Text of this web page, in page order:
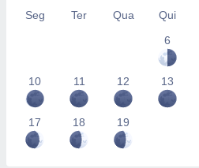
Seg Ter Qua Qui
6
10 11 12 13
17 18 19